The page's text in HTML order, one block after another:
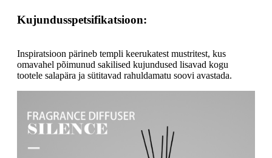
Kujundusspetsifikatsioon:
Inspiratsioon pärineb templi keerukatest mustritest, kus
omavahel põimunud sakilised kujundused lisavad kogu
tootele salapära ja sütitavad rahuldamatu soovi avastada.